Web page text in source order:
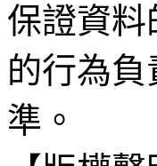
保證資
的行為
準。